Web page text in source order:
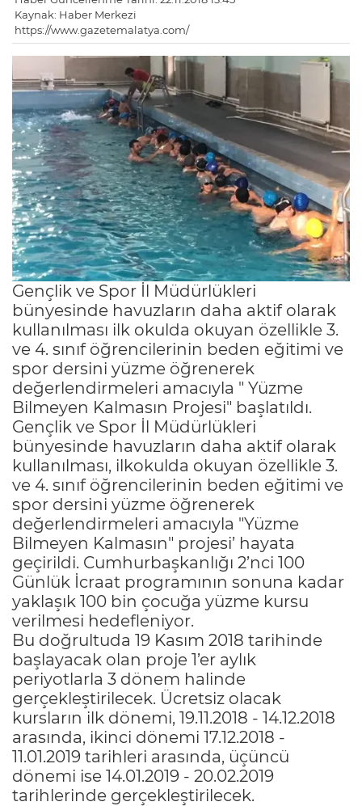
Kaynak: Haber Merkezi
https://www.gazetemalatya.com/
Gençlik ve Spor İl Müdürlükleri
bünyesinde havuzların daha aktif olarak
kullanılması ilk okulda okuyan özellikle 3.
ve 4. sınıf öğrencilerinin beden eğitimi ve
spor dersini yüzme öğrenerek
değerlendirmeleri amacıyla " Yüzme
Bilmeyen Kalmasın Projesi" başlatıldı.
Gençlik ve Spor İl Müdürlükleri
bünyesinde havuzların daha aktif olarak
kullanılması, ilkokulda okuyan özellikle 3.
ve 4. sınıf öğrencilerinin beden eğitimi ve
spor dersini yüzme öğrenerek
değerlendirmeleri amacıyla "Yüzme
Bilmeyen Kalmasın" projesi’ hayata
geçirildi. Cumhurbaşkanlığı 2’nci 100
Günlük İcraat programının sonuna kadar
yaklaşık 100 bin çocuğa yüzme kursu
verilmesi hedefleniyor.
Bu doğrultuda 19 Kasım 2018 tarihinde
başlayacak olan proje 1’er aylık
periyotlarla 3 dönem halinde
gerçekleştirilecek. Ücretsiz olacak
kursların ilk dönemi, 19.11.2018 - 14.12.2018
arasında, ikinci dönemi 17.12.2018 -
11.01.2019 tarihleri arasında, üçüncü
dönemi ise 14.01.2019 - 20.02.2019
tarihlerinde gerçekleştirilecek.